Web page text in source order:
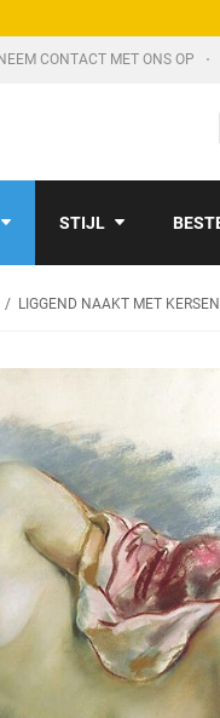
NEEM CONTACT MET ONS OP
STIJL
LIGGEND NAAKT MET